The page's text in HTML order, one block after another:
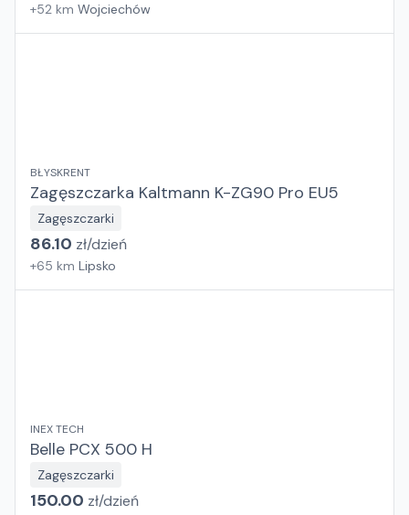
+52 km Wojciechów
BŁYSKRENT
Zagęszczarka Kaltmann K-ZG90 Pro EU5
Zagęszczarki
86.10 zł/dzień
+65 km Lipsko
INEX TECH
Belle PCX 500 H
Zagęszczarki
150.00 zł/dzień